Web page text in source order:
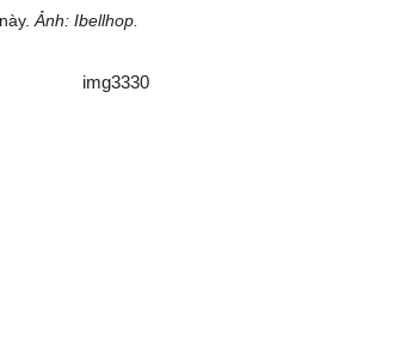
Ảnh: Ibellhop.